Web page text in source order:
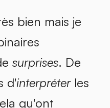
bien mais je
surprises. De
d'interpréterles
qu'ont